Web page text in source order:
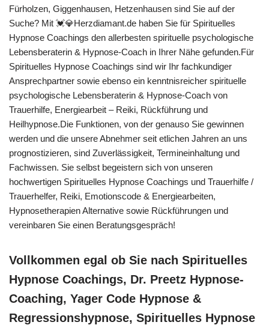
Fürholzen, Giggenhausen, Hetzenhausen sind Sie auf der
Suche? Mit 💓️💎Herzdiamant.de haben Sie für Spirituelles
Hypnose Coachings den allerbesten spirituelle psychologische
Lebensberaterin & Hypnose-Coach in Ihrer Nähe gefunden.Für
Spirituelles Hypnose Coachings sind wir Ihr fachkundiger
Ansprechpartner sowie ebenso ein kenntnisreicher spirituelle
psychologische Lebensberaterin & Hypnose-Coach von
Trauerhilfe, Energiearbeit – Reiki, Rückführung und
Heilhypnose.Die Funktionen, von der genauso Sie gewinnen
werden und die unsere Abnehmer seit etlichen Jahren an uns
prognostizieren, sind Zuverlässigkeit, Termineinhaltung und
Fachwissen. Sie selbst begeistern sich von unseren
hochwertigen Spirituelles Hypnose Coachings und Trauerhilfe /
Trauerhelfer, Reiki, Emotionscode & Energiearbeiten,
Hypnosetherapien Alternative sowie Rückführungen und
vereinbaren Sie einen Beratungsgespräch!
Vollkommen egal ob Sie nach Spirituelles
Hypnose Coachings, Dr. Preetz Hypnose-
Coaching, Yager Code Hypnose &
Regressionshypnose, Spirituelles Hypnose